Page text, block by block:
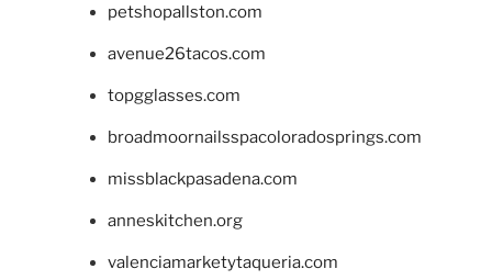
petshopallston.com
avenue26tacos.com
topgglasses.com
broadmoornailsspacoloradosprings.com
missblackpasadena.com
anneskitchen.org
valenciamarketytaqueria.com